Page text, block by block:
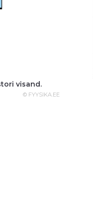
visand.
© FYYSIKA.EE